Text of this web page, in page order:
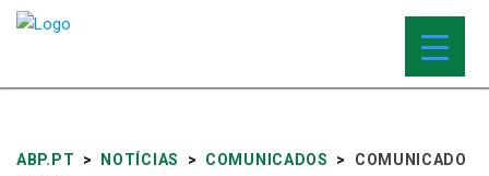
ABP.PT > NOTÍCIAS > COMUNICADOS >
COMUNICADO